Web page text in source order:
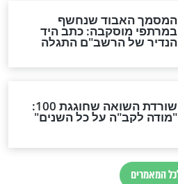
קורונה -הרב זמיר כהן בדברי
חיזוק